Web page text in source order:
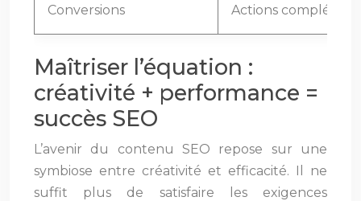
Conversions Actions
Maîtriser l’équation :
créativité + performance =
succès SEO
L’avenir du contenu SEO repose sur une
symbiose entre créativité et efficacité. Il ne
suffit plus de satisfaire les exigences